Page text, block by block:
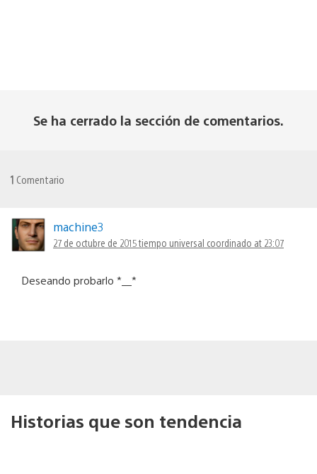
Se ha cerrado la sección de comentarios.
1 Comentario
machine3
27 de octubre de 2015 tiempo universal coordinado at 23:07
Deseando probarlo *__*
Historias que son tendencia